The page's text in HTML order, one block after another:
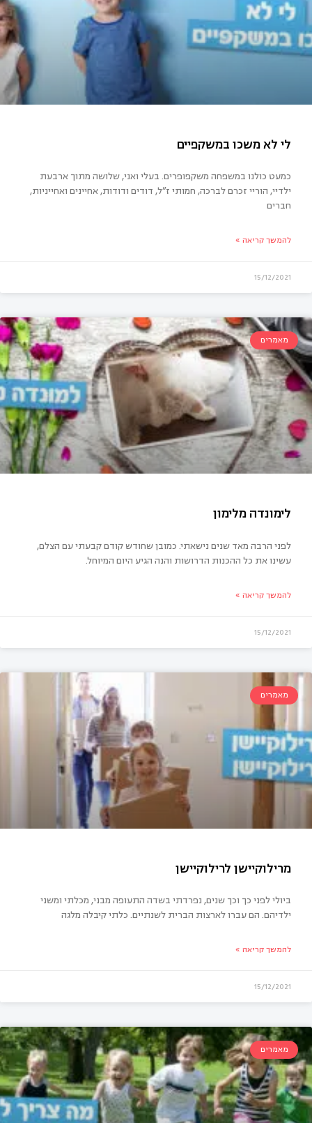
לא משכו במשקפיים
כמעט כולנו במשפחה משקפופרים. בעלי ואני, שלושה מתוך ארבעת
ילדיי, הוריי זכרם לברכה, חמותי ז”ל, דודים ודודות, אחיינים ואחייניות,
חברים
להמשך קריאה »
15/12/2021
מאמרים
מלימון
לפני הרבה מאד שנים נישאתי. כמובן שחודש קודם קבעתי עם הצלם,
עשינו את כל ההכנות הדרושות והנה הגיע היום המיוחל.
להמשך קריאה »
15/12/2021
מאמרים
לרילוקיישן
ביולי לפני כך וכך שנים, נפרדתי בשדה התעופה מבני, מכלתי ומשני
ילדיהם. הם עברו לארצות הברית לשנתיים. כלתי קיבלה מלגה
להמשך קריאה »
15/12/2021
מאמרים